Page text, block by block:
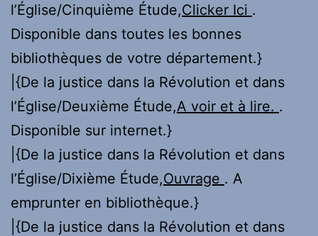
l’Église/Cinquième Étude,Clicker Ici .
Disponible dans toutes les bonnes
bibliothèques de votre département.}
|{De la justice dans la Révolution et dans
l’Église/Deuxième Étude,A voir et à lire. .
Disponible sur internet.}
|{De la justice dans la Révolution et dans
l’Église/Dixième Étude,Ouvrage . A
emprunter en bibliothèque.}
|{De la justice dans la Révolution et dans